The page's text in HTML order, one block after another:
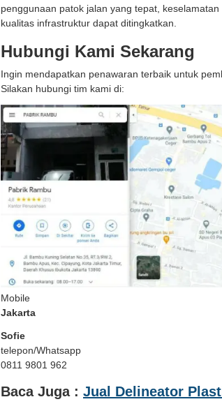
penggunaan patok jalan yang tepat,
kualitas infrastruktur dapat ditingkatkan.
Hubungi Kami Sekarang
Ingin mendapatkan penawaran terbaik untuk
Silakan hubungi tim kami di:
Mobile
Jakarta
Sofie
telepon/Whatsapp
0811 9801 962
Baca Juga : Jual Delineator